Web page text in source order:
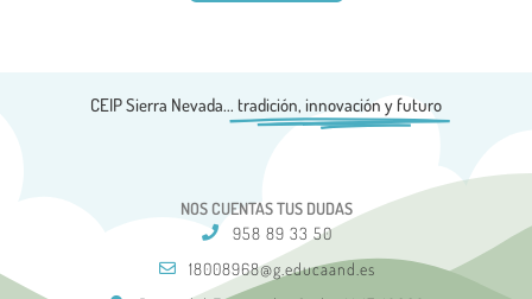
CEIP Sierra Nevada... tradición, innovación y futuro
NOS CUENTAS TUS DUDAS
958 89 33 50
18008968@g.educaand.es